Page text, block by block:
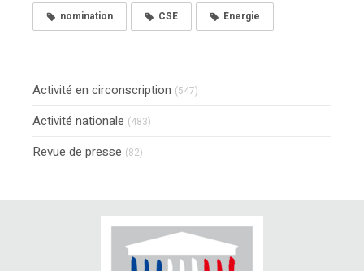
nomination CSE Energie
Activité en circonscription (547)
Activité nationale (483)
Revue de presse (82)